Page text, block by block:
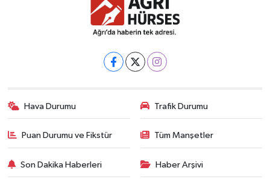
Hava Durumu Trafik Durumu
Puan Durumu ve Fikstür Tüm Manşetler
Son Dakika Haberleri Haber Arşivi